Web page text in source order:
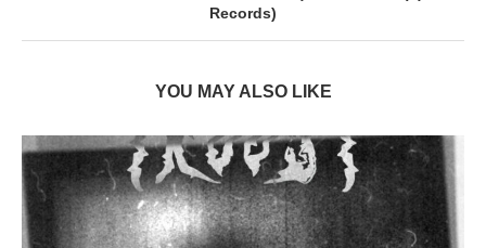
Records)
YOU MAY ALSO LIKE